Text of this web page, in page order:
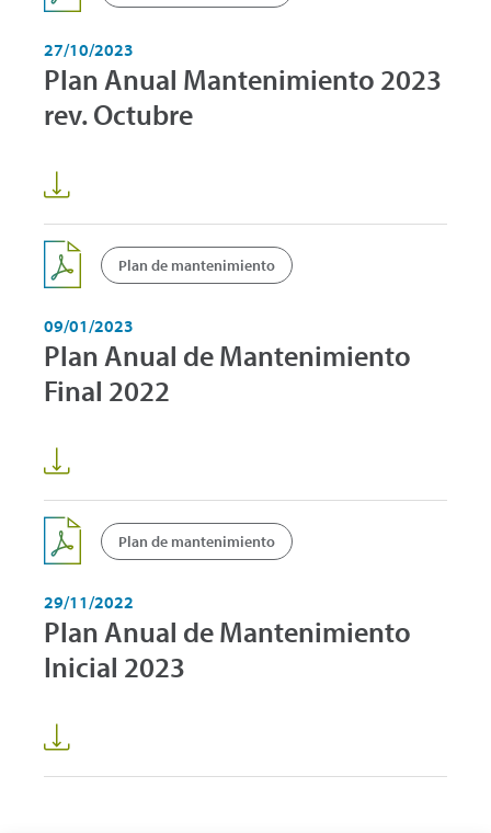
27/10/2023
Plan Anual Mantenimiento 2023
rev. Octubre
Plan de mantenimiento
09/01/2023
Plan Anual de Mantenimiento
Final 2022
Plan de mantenimiento
29/11/2022
Plan Anual de Mantenimiento
Inicial 2023